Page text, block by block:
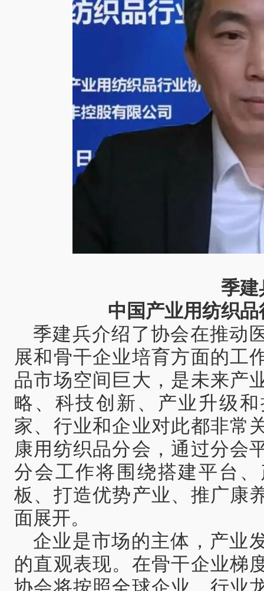
季建
中国产业用纺织
季建兵介绍了协会在推动
展和骨干企业培育方面的工
品市场空间巨大，是未来产
略、科技创新、产业升级
家、行业和企业对此都非常
康用纺织品分会，通过分会
分会工作将围绕搭建平台
板、打造优势产业、推广康
面展开。
企业是市场的主体，产业
的直观表现。在骨干企业梯
协会将按照全球企业、行业